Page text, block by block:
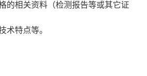
的相关资料（检测报告等或其它证
术特点等。